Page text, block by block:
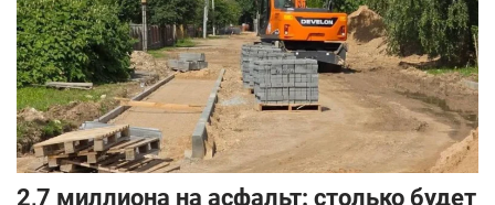
2,7 миллиона на асфальт: столько будет